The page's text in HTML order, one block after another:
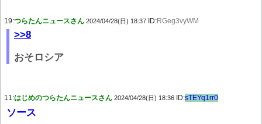
19:つらたんニュースさん 2024/04/28(日) 18:37 ID:RGeg3vyWM
>>8
おそロシア
11:はじめのつらたんニュースさん 2024/04/28(日) 18:36 ID:sTEYq1rr0
ソース